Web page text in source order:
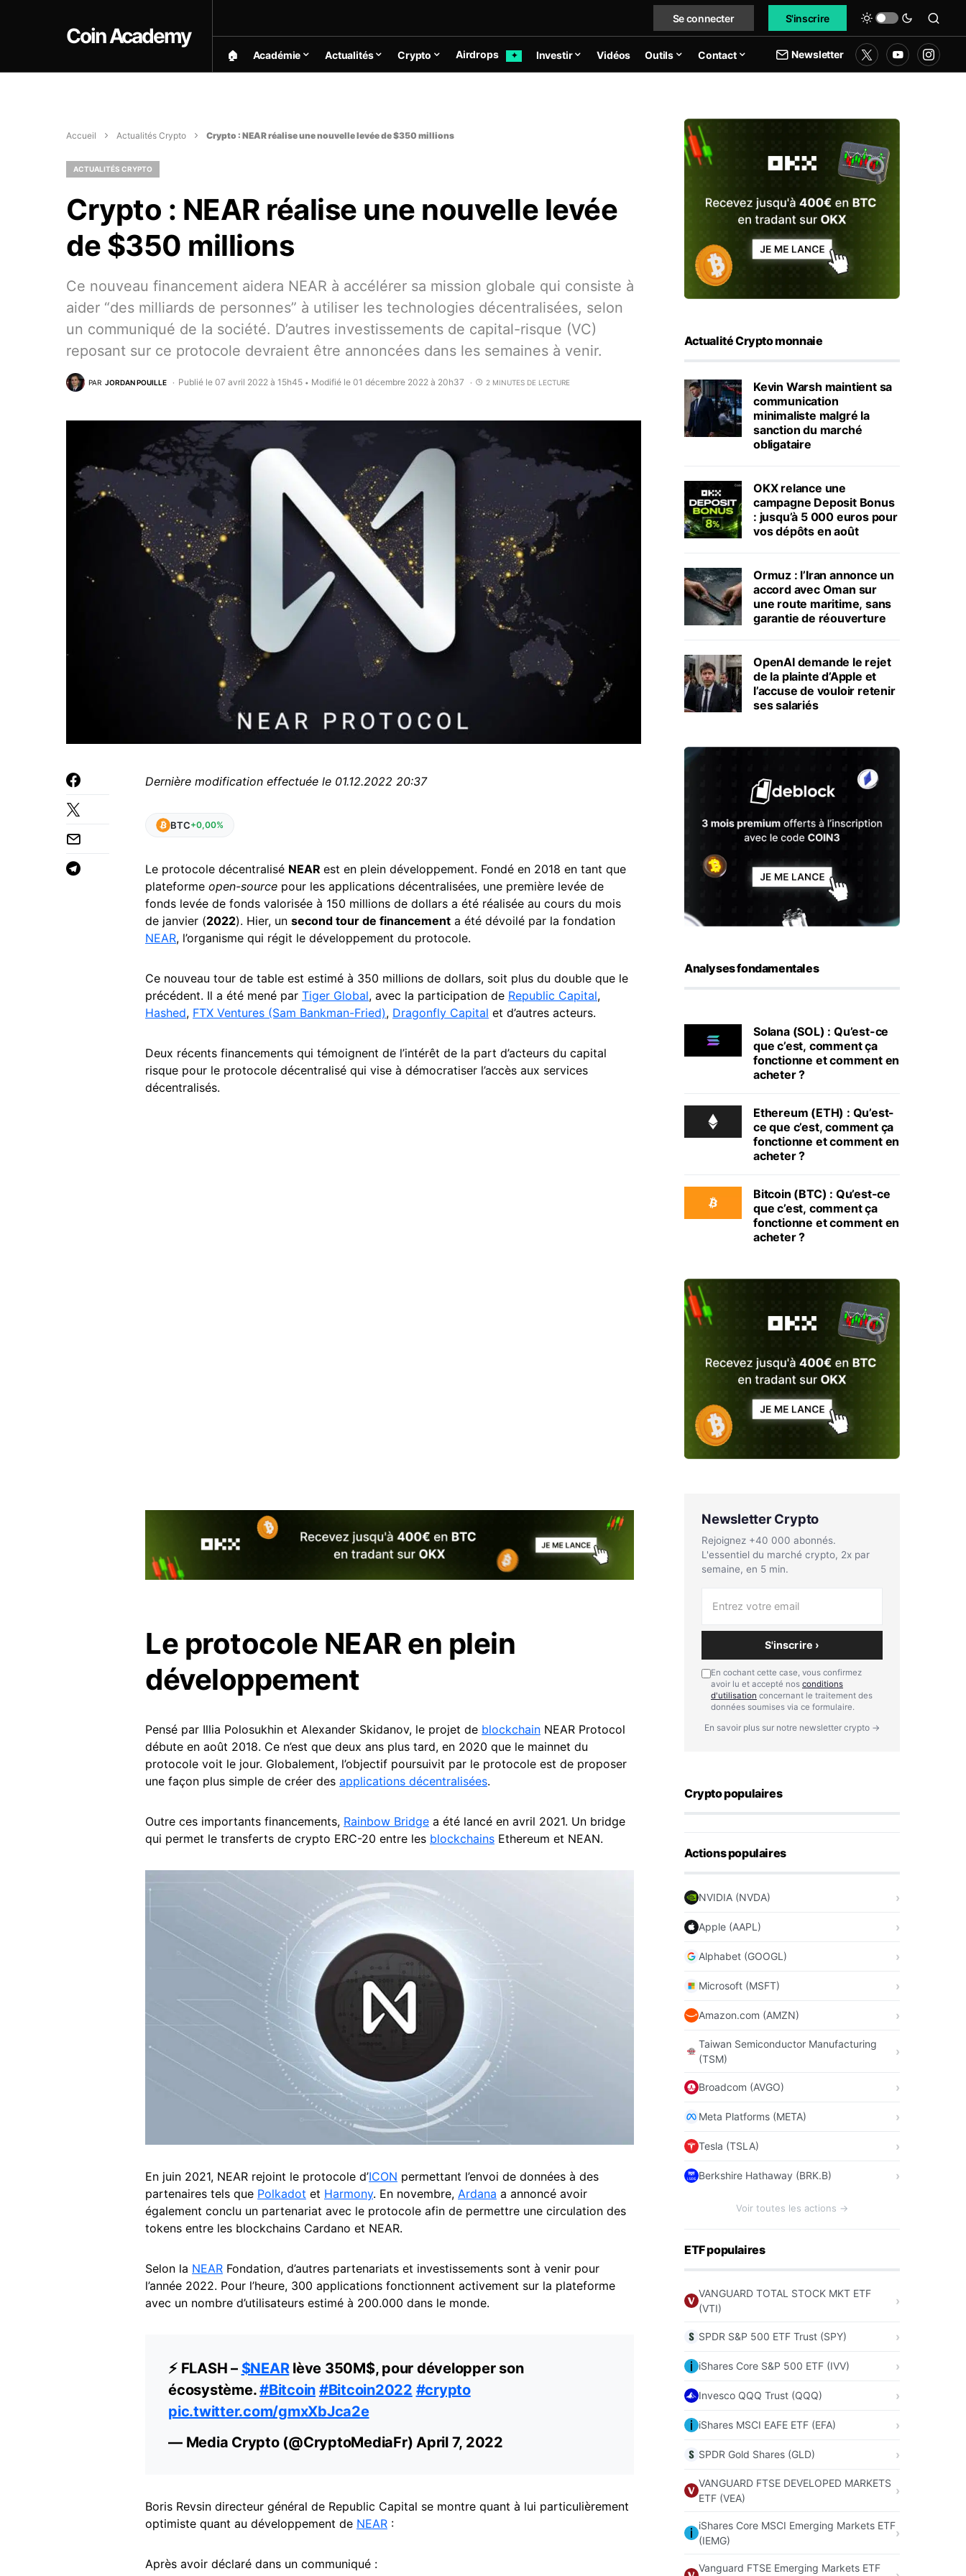
Coin Academy
Se connecter S'inscrire
🏠︎ Académie Actualités Crypto Airdrops ✦ Investir Vidéos Outils Contact Newsletter
Accueil Actualités Crypto Crypto : NEAR réalise une nouvelle levée de $350 millions
ACTUALITÉS CRYPTO
Crypto : NEAR réalise une nouvelle levée
de $350 millions
Ce nouveau financement aidera NEAR à accélérer sa mission globale qui consiste à
aider “des milliards de personnes” à utiliser les technologies décentralisées, selon
un communiqué de la société. D’autres investissements de capital-risque (VC)
reposant sur ce protocole devraient être annoncées dans les semaines à venir.
PAR JORDAN POUILLE Publié le 07 avril 2022 à 15h45 • Modifié le 01 décembre 2022 à 20h37 2 MINUTES DE LECTURE
Dernière modification effectuée le 01.12.2022 20:37
BTC+0,00%
Le protocole décentralisé NEAR est en plein développement. Fondé en 2018 en tant que
plateforme open-source pour les applications décentralisées, une première levée de
fonds levée de fonds valorisée à 150 millions de dollars a été réalisée au cours du mois
de janvier (2022). Hier, un second tour de financement a été dévoilé par la fondation
NEAR, l’organisme qui régit le développement du protocole.
Ce nouveau tour de table est estimé à 350 millions de dollars, soit plus du double que le
précédent. Il a été mené par Tiger Global, avec la participation de Republic Capital,
Hashed, FTX Ventures (Sam Bankman-Fried), Dragonfly Capital et d’autres acteurs.
Deux récents financements qui témoignent de l’intérêt de la part d’acteurs du capital
risque pour le protocole décentralisé qui vise à démocratiser l’accès aux services
décentralisés.
Le protocole NEAR en plein
développement
Pensé par Illia Polosukhin et Alexander Skidanov, le projet de blockchain NEAR Protocol
débute en août 2018. Ce n’est que deux ans plus tard, en 2020 que le mainnet du
protocole voit le jour. Globalement, l’objectif poursuivit par le protocole est de proposer
une façon plus simple de créer des applications décentralisées.
Outre ces importants financements, Rainbow Bridge a été lancé en avril 2021. Un bridge
qui permet le transferts de crypto ERC-20 entre les blockchains Ethereum et NEAN.
En juin 2021, NEAR rejoint le protocole d’ICON permettant l’envoi de données à des
partenaires tels que Polkadot et Harmony. En novembre, Ardana a annoncé avoir
également conclu un partenariat avec le protocole afin de permettre une circulation des
tokens entre les blockchains Cardano et NEAR.
Selon la NEAR Fondation, d’autres partenariats et investissements sont à venir pour
l’année 2022. Pour l’heure, 300 applications fonctionnent activement sur la plateforme
avec un nombre d’utilisateurs estimé à 200.000 dans le monde.
⚡️ FLASH – $NEARlève 350M$, pour développer son
écosystème.#Bitcoin #Bitcoin2022 #crypto
pic.twitter.com/gmxXbJca2e
— Media Crypto (@CryptoMediaFr) April 7, 2022
Boris Revsin directeur général de Republic Capital se montre quant à lui particulièrement
optimiste quant au développement de NEAR :
Après avoir déclaré dans un communiqué :
Actualité Crypto monnaie
Kevin Warsh maintient sa
communication
minimaliste malgré la
sanction du marché
obligataire
OKX relance une
campagne Deposit Bonus
: jusqu’à 5 000 euros pour
vos dépôts en août
Ormuz : l’Iran annonce un
accord avec Oman sur
une route maritime, sans
garantie de réouverture
OpenAI demande le rejet
de la plainte d’Apple et
l’accuse de vouloir retenir
ses salariés
Analyses fondamentales
Solana (SOL) : Qu’est-ce
que c’est, comment ça
fonctionne et comment en
acheter ?
Ethereum (ETH) : Qu’est-
ce que c’est, comment ça
fonctionne et comment en
acheter ?
Bitcoin (BTC) : Qu’est-ce
que c’est, comment ça
fonctionne et comment en
acheter ?
Newsletter Crypto
Rejoignez +40 000 abonnés.
L'essentiel du marché crypto, 2x par
semaine, en 5 min.
S'inscrire ›
En cochant cette case, vous confirmez
avoir lu et accepté nos conditions
d'utilisation concernant le traitement des
données soumises via ce formulaire.
En savoir plus sur notre newsletter crypto →
Crypto populaires
Actions populaires
NVIDIA (NVDA)
Apple (AAPL)
Alphabet (GOOGL)
Microsoft (MSFT)
Amazon.com (AMZN)
Taiwan Semiconductor Manufacturing
(TSM)
Broadcom (AVGO)
Meta Platforms (META)
Tesla (TSLA)
Berkshire Hathaway (BRK.B)
Voir toutes les actions →
ETF populaires
VANGUARD TOTAL STOCK MKT ETF
(VTI)
SPDR S&P 500 ETF Trust (SPY)
iShares Core S&P 500 ETF (IVV)
Invesco QQQ Trust (QQQ)
iShares MSCI EAFE ETF (EFA)
SPDR Gold Shares (GLD)
VANGUARD FTSE DEVELOPED MARKETS
ETF (VEA)
iShares Core MSCI Emerging Markets ETF
(IEMG)
Vanguard FTSE Emerging Markets ETF